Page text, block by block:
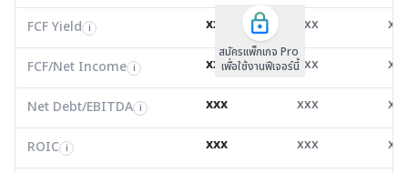
FCF/Net Income
0.00 0.00
-11.86 0.00
ROIC i -0.80 -3.19 -
Valuation Metrics
FCF Yield i xxx xxx
FCF/Net Income i xxx xxx
Net Debt/EBITDA i xxx xxx
ROIC i xxx xxx
สมัครแพ็กเกจ Pro
เพื่อใช้งานฟีเจอร์นี้